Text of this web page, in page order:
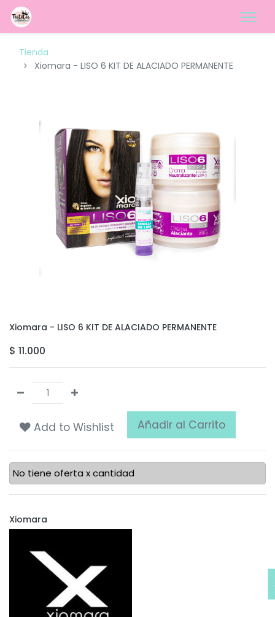
Tienda
Xiomara - LISO 6 KIT DE ALACIADO PERMANENTE
Xiomara - LISO 6 KIT DE ALACIADO PERMANENTE
$ 11.000
Add to Wishlist Añadir al Carrito
No tiene oferta x cantidad
Xiomara